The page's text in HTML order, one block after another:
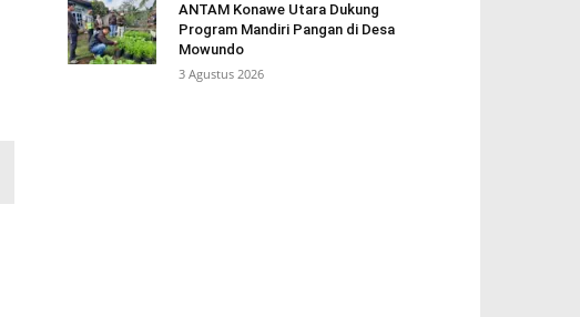
ANTAM Konawe Utara Dukung
Program Mandiri Pangan di Desa
Mowundo
3 Agustus 2026